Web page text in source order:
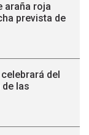
araña roja
prevista de
del
las